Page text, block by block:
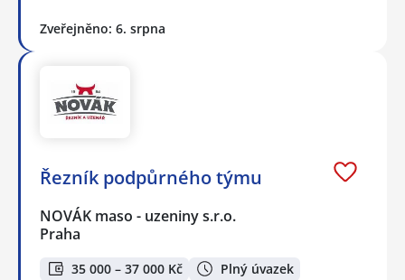
Zveřejněno: 6. srpna
Řezník podpůrného týmu
NOVÁK maso - uzeniny s.r.o.
Praha
35 000 – 37 000 Kč
Plný úvazek